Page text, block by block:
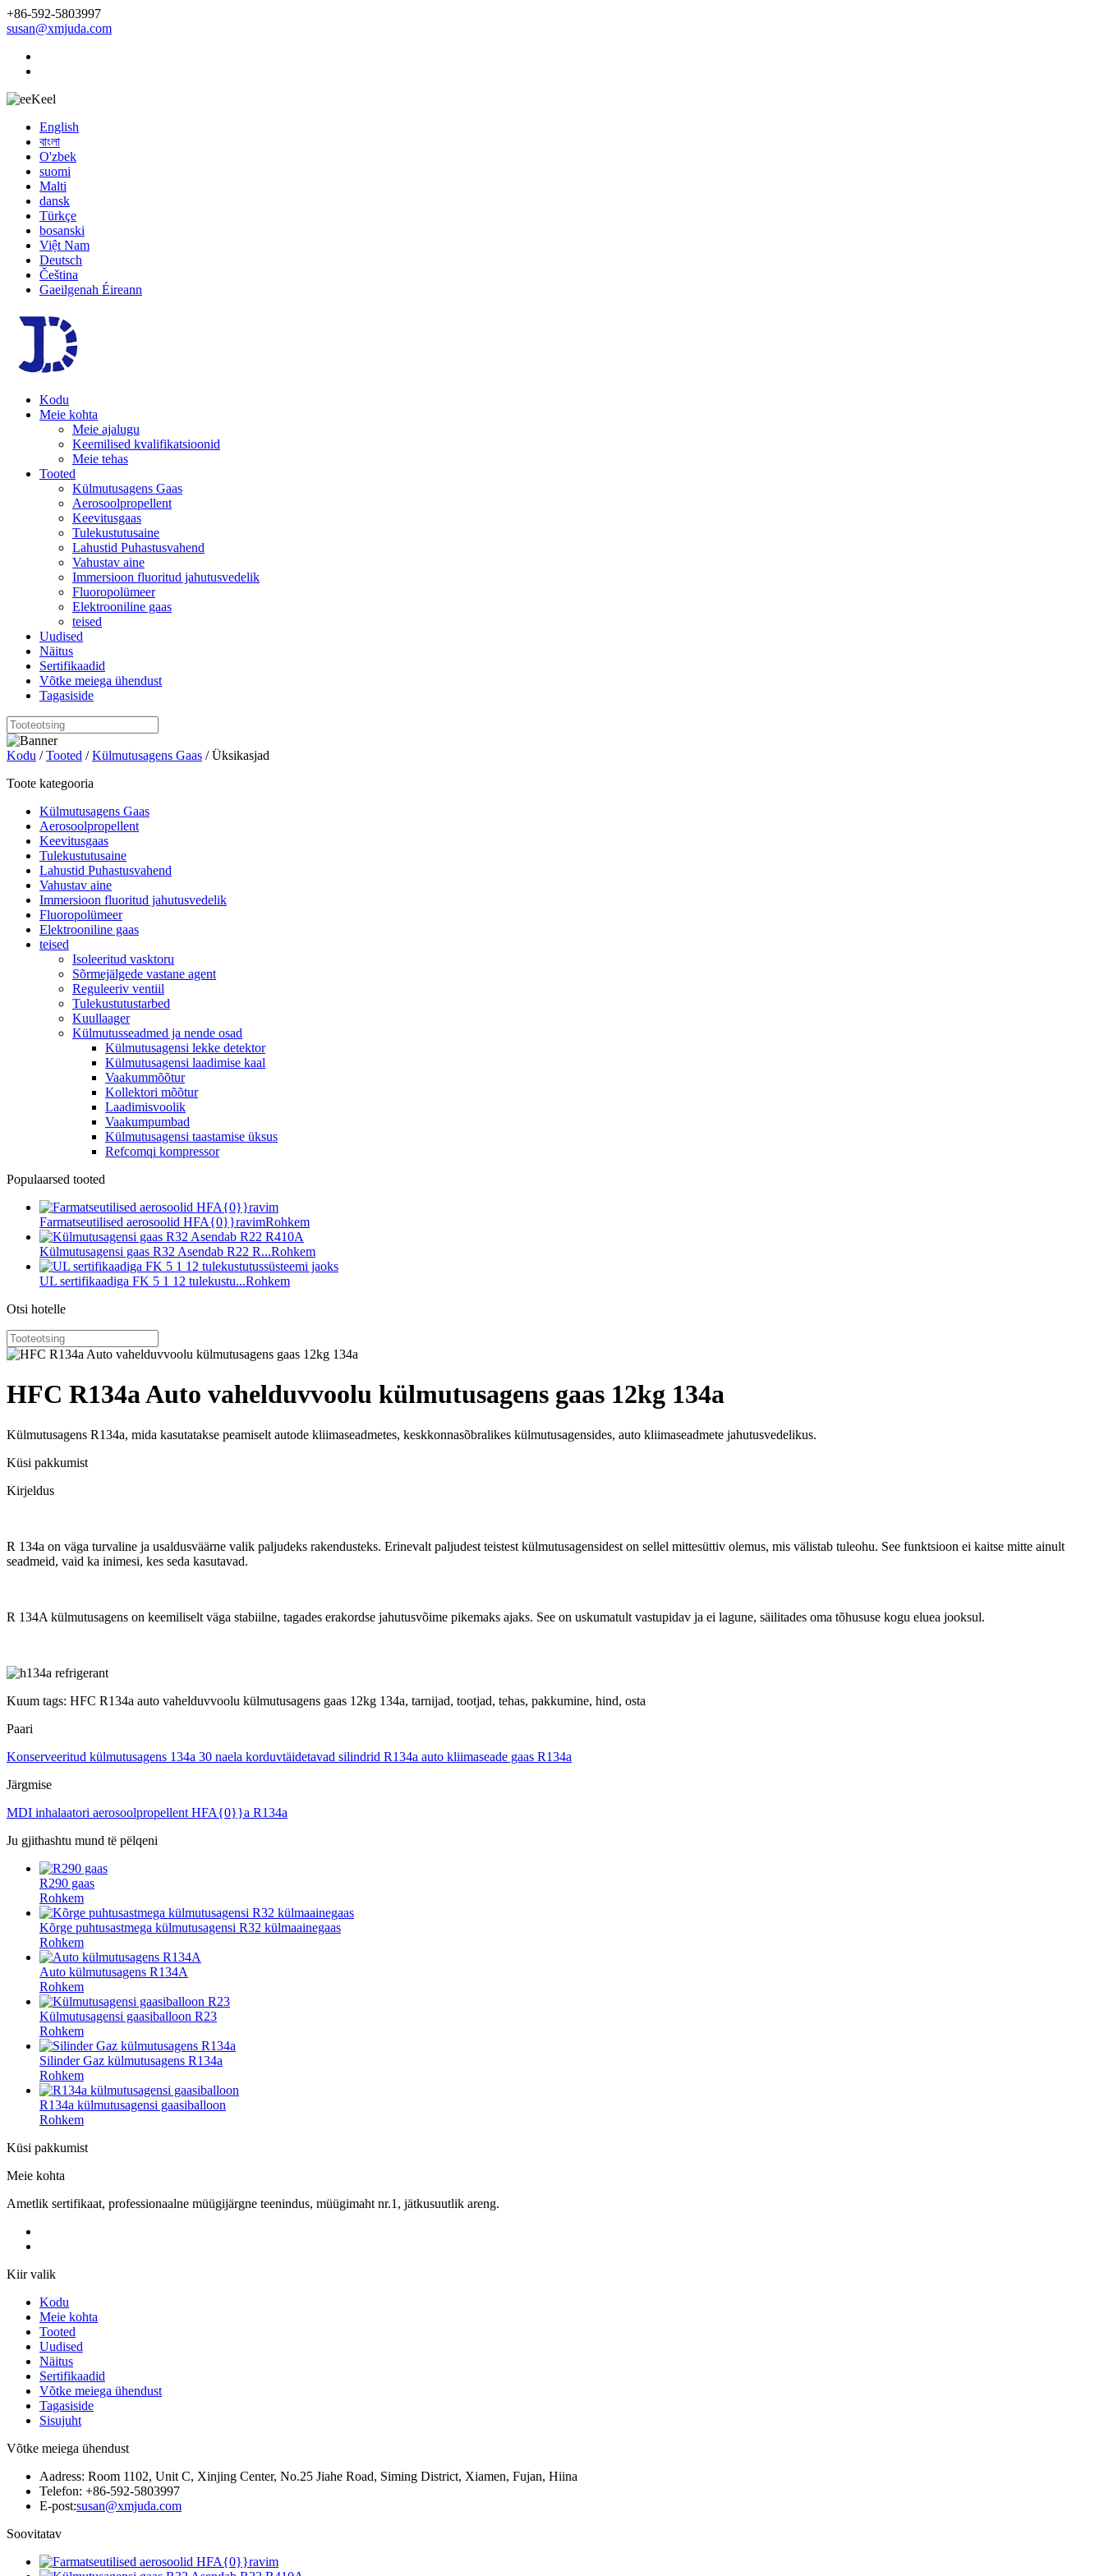
+86-592-5803997
susan@xmjuda.com
Keel
English
বাংলা
O'zbek
suomi
Malti
dansk
Türkçe
bosanski
Việt Nam
Deutsch
Čeština
Gaeilgenah Éireann
Kodu
Meie kohta
Meie ajalugu
Keemilised kvalifikatsioonid
Meie tehas
Tooted
Külmutusagens Gaas
Aerosoolpropellent
Keevitusgaas
Tulekustutusaine
Lahustid Puhastusvahend
Vahustav aine
Immersioon fluoritud jahutusvedelik
Fluoropolümeer
Elektrooniline gaas
teised
Uudised
Näitus
Sertifikaadid
Võtke meiega ühendust
Tagasiside
Kodu /Tooted /Külmutusagens Gaas / Üksikasjad
Toote kategooria
Külmutusagens Gaas
Aerosoolpropellent
Keevitusgaas
Tulekustutusaine
Lahustid Puhastusvahend
Vahustav aine
Immersioon fluoritud jahutusvedelik
Fluoropolümeer
Elektrooniline gaas
teised
Isoleeritud vasktoru
Sõrmejälgede vastane agent
Reguleeriv ventiil
Tulekustutustarbed
Kuullaager
Külmutusseadmed ja nende osad
Külmutusagensi lekke detektor
Külmutusagensi laadimise kaal
Vaakummõõtur
Kollektori mõõtur
Laadimisvoolik
Vaakumpumbad
Külmutusagensi taastamise üksus
Refcomqi kompressor
Populaarsed tooted
Farmatseutilised aerosoolid HFA{0}}ravimRohkem
Külmutusagensi gaas R32 Asendab R22 R...Rohkem
UL sertifikaadiga FK 5 1 12 tulekustu...Rohkem
Otsi hotelle
HFC R134a Auto vahelduvvoolu külmutusagens gaas 12kg 134a
Külmutusagens R134a, mida kasutatakse peamiselt autode kliimaseadmetes, keskkonnasõbralikes külmutusagensides, auto kliimaseadmete jahutusvedelikus.
Küsi pakkumist
Kirjeldus
R 134a on väga turvaline ja usaldusväärne valik paljudeks rakendusteks. Erinevalt paljudest teistest külmutusagensidest on sellel mittesüttiv olemus, mis välistab tuleohu. See funktsioon ei kaitse mitte ainult
seadmeid, vaid ka inimesi, kes seda kasutavad.
R 134A külmutusagens on keemiliselt väga stabiilne, tagades erakordse jahutusvõime pikemaks ajaks. See on uskumatult vastupidav ja ei lagune, säilitades oma tõhususe kogu eluea jooksul.
Kuum tags: HFC R134a auto vahelduvvoolu külmutusagens gaas 12kg 134a, tarnijad, tootjad, tehas, pakkumine, hind, osta
Paari
Konserveeritud külmutusagens 134a 30 naela korduvtäidetavad silindrid R134a auto kliimaseade gaas R134a
Järgmise
MDI inhalaatori aerosoolpropellent HFA{0}}a R134a
Ju gjithashtu mund të pëlqeni
R290 gaas
Rohkem
Kõrge puhtusastmega külmutusagensi R32 külmaainegaas
Rohkem
Auto külmutusagens R134A
Rohkem
Külmutusagensi gaasiballoon R23
Rohkem
Silinder Gaz külmutusagens R134a
Rohkem
R134a külmutusagensi gaasiballoon
Rohkem
Küsi pakkumist
Meie kohta
Ametlik sertifikaat, professionaalne müügijärgne teenindus, müügimaht nr.1, jätkusuutlik areng.
Kiir valik
Kodu
Meie kohta
Tooted
Uudised
Näitus
Sertifikaadid
Võtke meiega ühendust
Tagasiside
Sisujuht
Võtke meiega ühendust
Aadress: Room 1102, Unit C, Xinjing Center, No.25 Jiahe Road, Siming District, Xiamen, Fujan, Hiina
Telefon: +86-592-5803997
E-post:susan@xmjuda.com
Soovitatav